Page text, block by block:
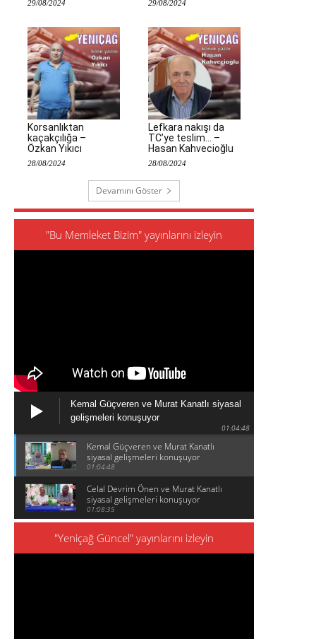
29/08/2024 29/08/2024
Korsanlıktan
kaçakçılığa –
Özkan Yıkıcı
28/08/2024
Lefkara nakışı da
TC’ye teslim… –
Hasan Kahvecioğlu
28/08/2024
Devamını Göster
"Bu Memleket Bizim" yayınlarını izleyin
Kemal Güçveren ve Murat Kanatlı siyasal
gelişmeleri konuşuyor
01:04:48
Kemal Güçveren ve Murat Kanatlı
siyasal gelişmeleri konuşuyor
01:04:48
Celal Devrim Önen ve Murat Kanatlı
siyasal gelişmeleri konuşuyor
01:08:35
"Yeniçağ Güncel" yayınlarını izleyin